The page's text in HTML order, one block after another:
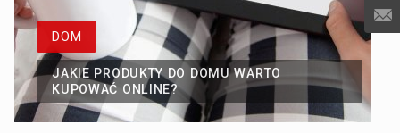
DOM
JAKIE PRODUKTY DO DOMU WARTO
KUPOWAĆ ONLINE?